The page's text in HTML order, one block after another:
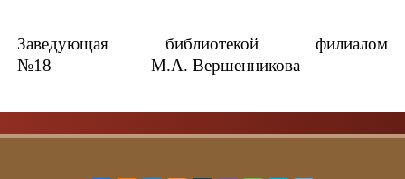
Заведующая библиотекой филиалом
№18 М.А. Вершенникова